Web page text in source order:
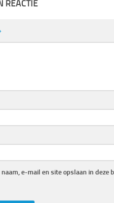
REACTIE
naam, e-mail en site opslaan in deze